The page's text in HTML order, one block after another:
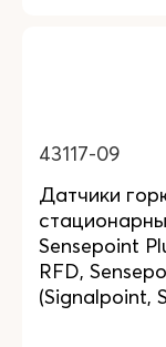
43117-09
Датчики
Sensepoint
RFD,
(Signalpoint,